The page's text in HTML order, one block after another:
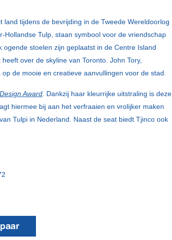
tijdens de bevrijding in de Tweede Wereldoorlog
Tulp, staan symbool voor de vriendschap
stoelen zijn geplaatst in de Centre Island
over de skyline van Toronto. John Tory,
de mooie en creatieve aanvullingen voor de stad.
Award. Dankzij haar kleurrijke uitstraling is deze
hiermee bij aan het verfraaien en vrolijker maken
Tulpi in Nederland. Naast de seat biedt Tjinco ook